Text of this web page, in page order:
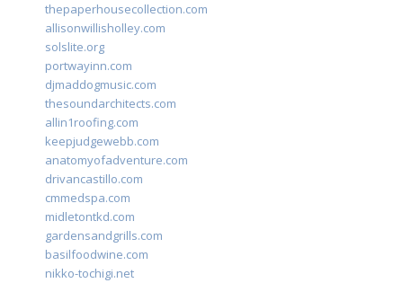
thepaperhousecollection.com
allisonwillisholley.com
solslite.org
portwayinn.com
djmaddogmusic.com
thesoundarchitects.com
allin1roofing.com
keepjudgewebb.com
anatomyofadventure.com
drivancastillo.com
cmmedspa.com
midletontkd.com
gardensandgrills.com
basilfoodwine.com
nikko-tochigi.net